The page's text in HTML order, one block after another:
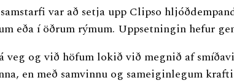
var að setja upp Clipso
eða í öðrum rýmum. Uppsetningin hefur
og við höfum lokið við megnið af
en með samvinnu og sameiginlegum